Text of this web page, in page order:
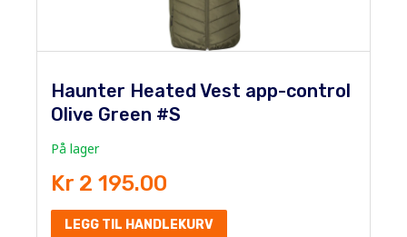
Haunter Heated Vest app-control
Olive Green #S
På lager
Kr 2 195.00
LEGG TIL HANDLEKURV